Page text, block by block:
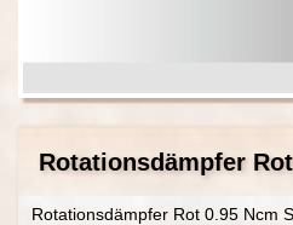
Rotationsdämpfer
Rotationsdämpfer Rot 0.95 Ncm